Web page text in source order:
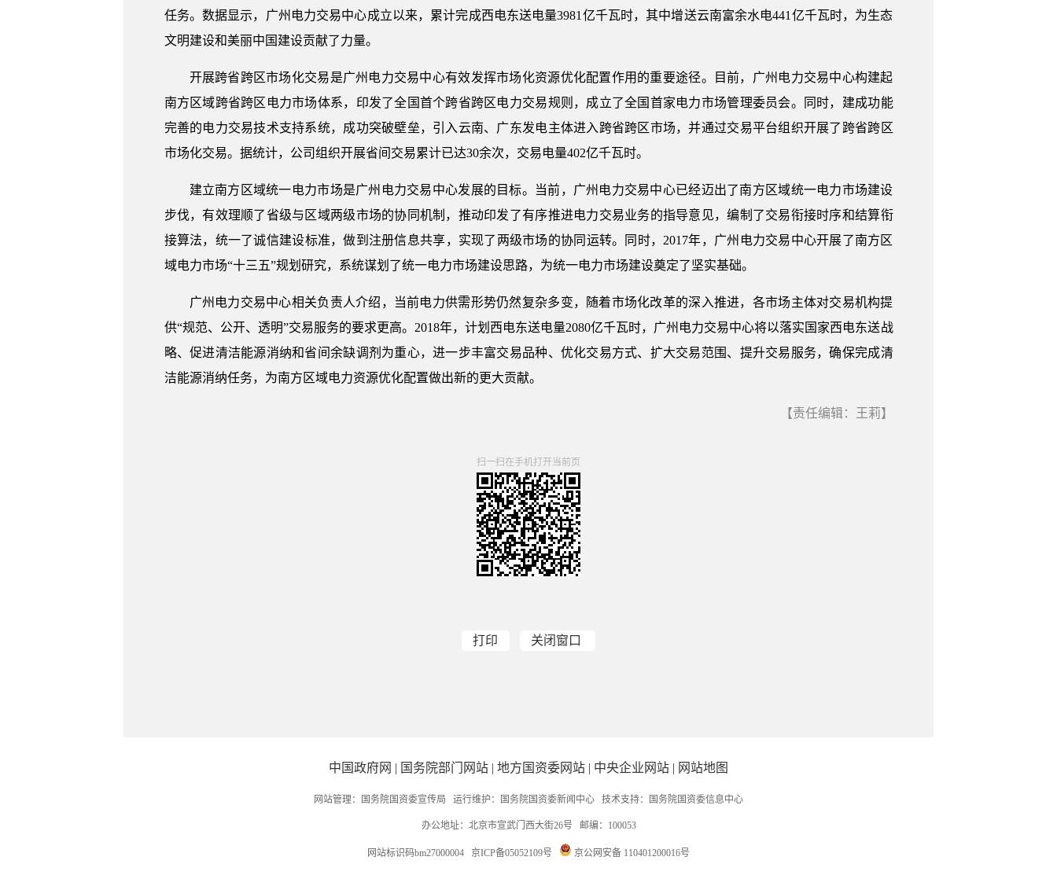
任务。数据显示，广州电力交易中心成立以来，累计完成西电东送电量3981亿千瓦时，其中增送云南富余水电441亿千瓦时，为生态
文明建设和美丽中国建设贡献了力量。
开展跨省跨区市场化交易是广州电力交易中心有效发挥市场化资源优化配置作用的重要途径。目前，广州电力交易中心构建起
南方区域跨省跨区电力市场体系，印发了全国首个跨省跨区电力交易规则，成立了全国首家电力市场管理委员会。同时，建成功能
完善的电力交易技术支持系统，成功突破壁垒，引入云南、广东发电主体进入跨省跨区市场，并通过交易平台组织开展了跨省跨区
市场化交易。据统计，公司组织开展省间交易累计已达30余次，交易电量402亿千瓦时。
建立南方区域统一电力市场是广州电力交易中心发展的目标。当前，广州电力交易中心已经迈出了南方区域统一电力市场建设
步伐，有效理顺了省级与区域两级市场的协同机制，推动印发了有序推进电力交易业务的指导意见，编制了交易衔接时序和结算衔
接算法，统一了诚信建设标准，做到注册信息共享，实现了两级市场的协同运转。同时，2017年，广州电力交易中心开展了南方区
域电力市场“十三五”规划研究，系统谋划了统一电力市场建设思路，为统一电力市场建设奠定了坚实基础。
广州电力交易中心相关负责人介绍，当前电力供需形势仍然复杂多变，随着市场化改革的深入推进，各市场主体对交易机构提
供“规范、公开、透明”交易服务的要求更高。2018年，计划西电东送电量2080亿千瓦时，广州电力交易中心将以落实国家西电东送战
略、促进清洁能源消纳和省间余缺调剂为重心，进一步丰富交易品种、优化交易方式、扩大交易范围、提升交易服务，确保完成清
洁能源消纳任务，为南方区域电力资源优化配置做出新的更大贡献。
【责任编辑：王莉】
扫一扫在手机打开当前页
打印 关闭窗口